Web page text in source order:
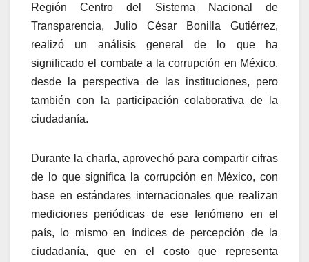
Región Centro del Sistema Nacional de
Transparencia, Julio César Bonilla Gutiérrez,
realizó un análisis general de lo que ha
significado el combate a la corrupción en México,
desde la perspectiva de las instituciones, pero
también con la participación colaborativa de la
ciudadanía.
Durante la charla, aprovechó para compartir cifras
de lo que significa la corrupción en México, con
base en estándares internacionales que realizan
mediciones periódicas de ese fenómeno en el
país, lo mismo en índices de percepción de la
ciudadanía, que en el costo que representa